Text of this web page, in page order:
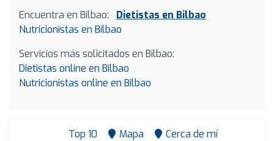
Encuentra en Bilbao:
Dietistas en Bilbao
Nutricionistas en Bilbao
Servicios más solicitados en Bilbao:
Dietistas online en Bilbao
Nutricionistas online en Bilbao
Top 10 Mapa Cerca de mí